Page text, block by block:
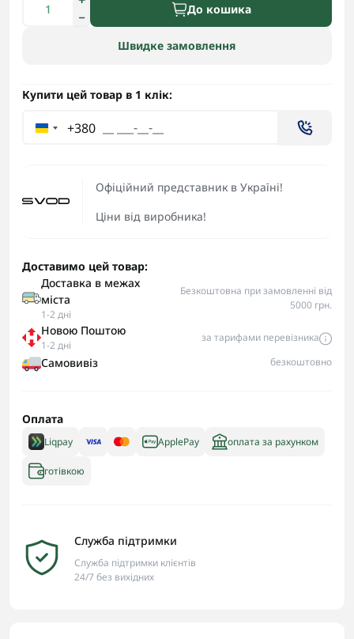
Офіційний представник в Україні!
Ціни від виробника!
До кошика
Швидке замовлення
Купити цей товар в 1 клік:
+380
Доставимо цей товар:
Доставка в межах
міста
1-2 дні
Безкоштовна при замовленні від
5000 грн.
Новою Поштою
1-2 дні
за тарифами перевізника
Самовивіз безкоштовно
Оплата
Liqpay ApplePay оплата за рахунком
готівкою
Служба підтримки
Служба підтримки клієнтів
24/7 без вихідних